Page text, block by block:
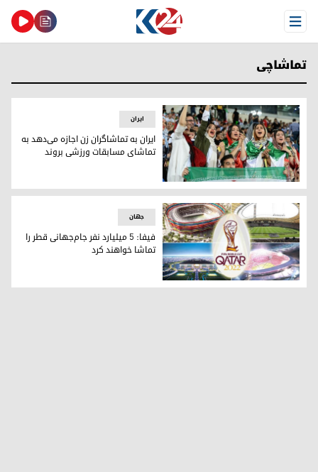
Open Menu
تماشاچی
ایران به تماشاگران زن اجازه می‌دهد به تماشای مسابقات
ایران
ایران به تماشاگران زن اجازه می‌دهد به
تماشای مسابقات ورزشی بروند
.
جهان
فیفا: ۵ میلیارد نفر جام‌جهانی قطر را
تماشا خواهند کرد